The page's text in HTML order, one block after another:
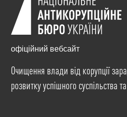
офіційний вебсайт
Очищення влади від корупції
розвитку успішного суспільства